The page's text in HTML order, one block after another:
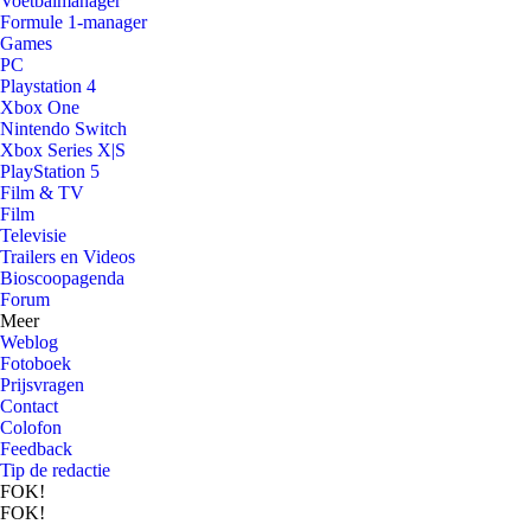
Formule 1-manager
Games
PC
Playstation 4
Xbox One
Nintendo Switch
Xbox Series X|S
PlayStation 5
Film & TV
Film
Televisie
Trailers en Videos
Bioscoopagenda
Forum
Meer
Weblog
Fotoboek
Prijsvragen
Contact
Colofon
Feedback
Tip de redactie
FOK!
FOK!